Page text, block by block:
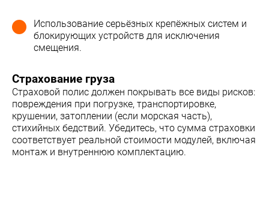
Использование серьёзных крепёжных систем и
блокирующих устройств для исключения
смещения.
Страхование груза
Страховой полис должен покрывать все виды рисков:
повреждения при погрузке, транспортировке,
крушении, затоплении (если морская часть),
стихийных бедствий. Убедитесь, что сумма страховки
соответствует реальной стоимости модулей, включая
монтаж и внутреннюю комплектацию.